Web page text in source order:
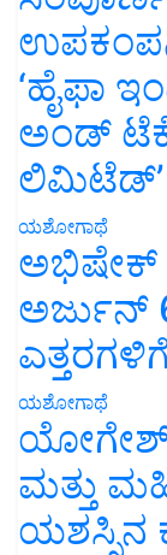
‘ಹೈಫಾ
ಅಂಡ್
ಲಿಮಿಟೆಡ್’
ಯಶೋಗಾಥೆ
ಅಭಿಷೇಕ್
ಅರ್ಜುನ್
ಎತ್ತರಗಳಿಗೆ
ಯಶೋಗಾಥೆ
ಯೋಗೇಶ್
ಮತ್ತು
ಯಶಸ್ಸಿನ